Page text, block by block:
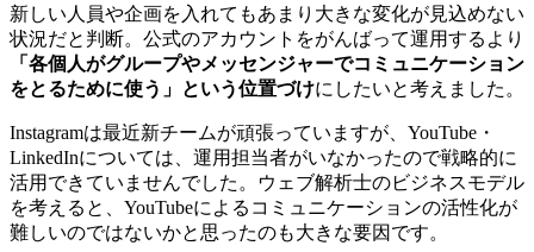
新しい人員や企画を入れてもあまり大きな変化が見込めない
状況だと判断。公式のアカウントをがんばって運用するより
「各個人がグループやメッセンジャーでコミュニケーション
をとるために使う」という位置づけにしたいと考えました。
Instagramは最近新チームが頑張っていますが、YouTube・
LinkedInについては、運用担当者がいなかったので戦略的に
活用できていませんでした。ウェブ解析士のビジネスモデル
を考えると、YouTubeによるコミュニケーションの活性化が
難しいのではないかと思ったのも大きな要因です。